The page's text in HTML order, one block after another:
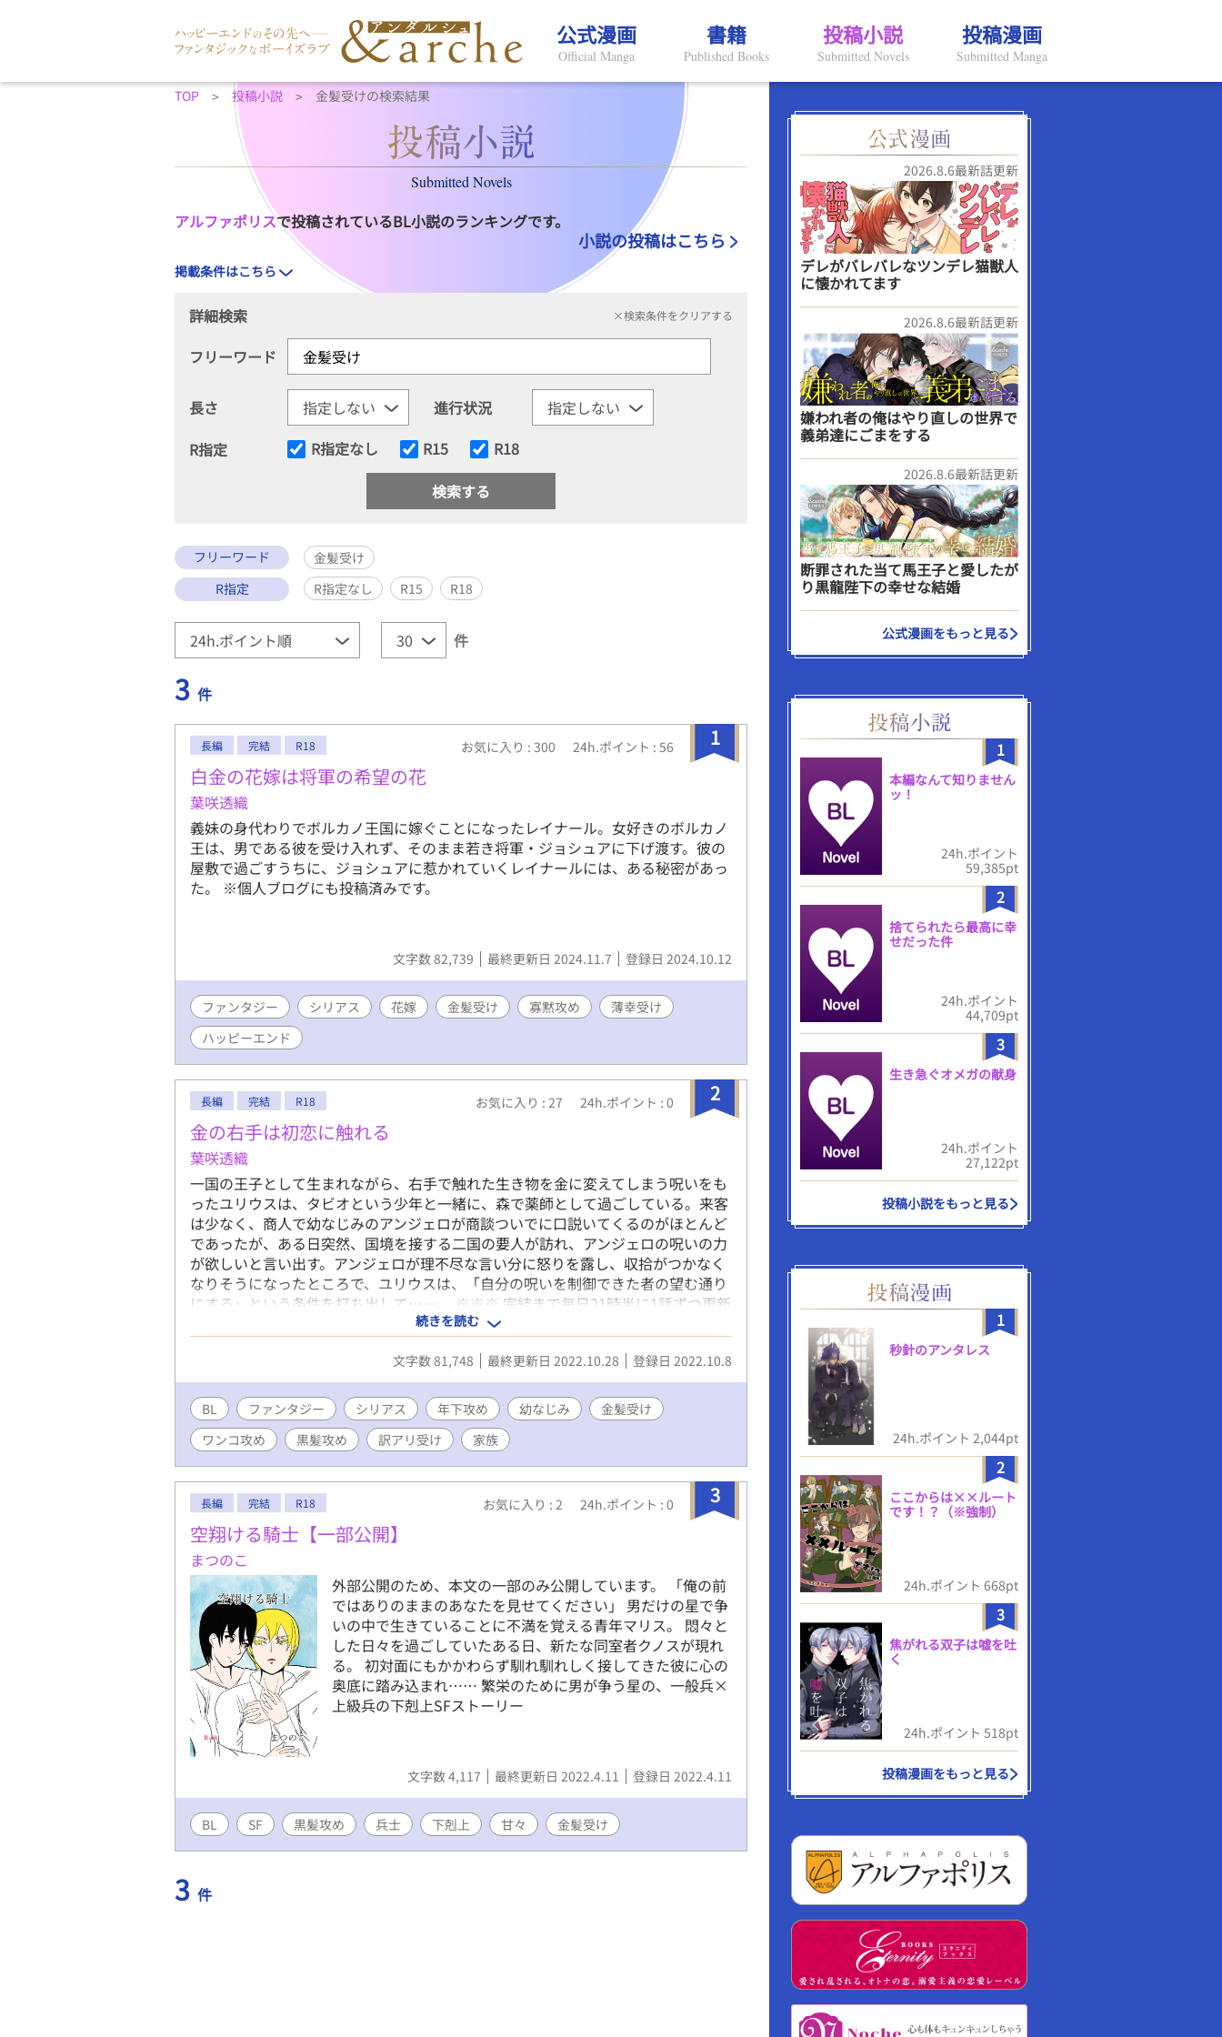
公式漫画
Official Manga
書籍
Published Books
投稿小説
Submitted Novels
投稿漫画
Submitted Manga
TOP 投稿小説 金髪受けの検索結果
Submitted Novels
アルファポリスで投稿されているBL小説のランキングです。
小説の投稿はこちら
掲載条件はこちら
詳細検索 ×検索条件をクリアする
フリーワード
長さ
進行状況
R指定
R指定なし R15 R18
フリーワード
金髪受け
R指定
R指定なし R15 R18
件
3 件
1
長編 完結 R18 お気に入り : 300 24h.ポイント : 56
白金の花嫁は将軍の希望の花
葉咲透織
義妹の身代わりでボルカノ王国に嫁ぐことになったレイナール。女好きのボルカノ
王は、男である彼を受け入れず、そのまま若き将軍・ジョシュアに下げ渡す。彼の
屋敷で過ごすうちに、ジョシュアに惹かれていくレイナールには、ある秘密があっ
た。 ※個人ブログにも投稿済みです。
文字数 82,739 最終更新日 2024.11.7 登録日 2024.10.12
ファンタジー シリアス 花嫁 金髪受け 寡黙攻め
薄幸受け
ハッピーエンド
2
長編 完結 R18 お気に入り : 27 24h.ポイント : 0
金の右手は初恋に触れる
葉咲透織
一国の王子として生まれながら、右手で触れた生き物を金に変えてしまう呪いをも
ったユリウスは、タビオという少年と一緒に、森で薬師として過ごしている。来客
は少なく、商人で幼なじみのアンジェロが商談ついでに口説いてくるのがほとんど
であったが、ある日突然、国境を接する二国の要人が訪れ、アンジェロの呪いの力
が欲しいと言い出す。アンジェロが理不尽な言い分に怒りを露し、収拾がつかなく
なりそうになったところで、ユリウスは、「自分の呪いを制御できた者の望む通り
にする」という条件を打ち出して……。 ※※※ 完結まで毎日21時半に1話ずつ更新
続きを読む
文字数 81,748 最終更新日 2022.10.28 登録日 2022.10.8
BL ファンタジー シリアス 年下攻め 幼なじみ
金髪受け
ワンコ攻め
黒髪攻め 訳アリ受け 家族
3
長編 完結 R18 お気に入り : 2 24h.ポイント : 0
空翔ける騎士【一部公開】
まつのこ
外部公開のため、本文の一部のみ公開しています。 「俺の前
ではありのままのあなたを見せてください」 男だけの星で争
いの中で生きていることに不満を覚える青年マリス。 悶々と
した日々を過ごしていたある日、新たな同室者クノスが現れ
る。 初対面にもかかわらず馴れ馴れしく接してきた彼に心の
奥底に踏み込まれ…… 繁栄のために男が争う星の、一般兵×
上級兵の下剋上SFストーリー
文字数 4,117 最終更新日 2022.4.11 登録日 2022.4.11
BL SF 黒髪攻め 兵士 下剋上 甘々 金髪受け
3 件
2026.8.6最新話更新
デレがバレバレなツンデレ猫獣人
に懐かれてます
2026.8.6最新話更新
嫌われ者の俺はやり直しの世界で
義弟達にごまをする
2026.8.6最新話更新
断罪された当て馬王子と愛したが
り黒龍陛下の幸せな結婚
公式漫画をもっと見る
1
本編なんて知りません
ッ！
24h.ポイント
59,385pt
2
捨てられたら最高に幸
せだった件
24h.ポイント
44,709pt
3
生き急ぐオメガの献身
24h.ポイント
27,122pt
投稿小説をもっと見る
1
秒針のアンタレス
24h.ポイント 2,044pt
2
ここからは××ルート
です！？（※強制）
24h.ポイント 668pt
3
焦がれる双子は嘘を吐
く
24h.ポイント 518pt
投稿漫画をもっと見る